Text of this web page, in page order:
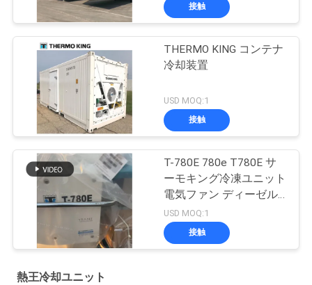
接触
THERMO KING コンテナ
冷却装置
USD MOQ:1
接触
T-780E 780e T780E サ
ーモキング冷凍ユニット
電気ファン ディーゼル
エンジンおよび電気スタ
ンバイ付き 中国製
USD MOQ:1
接触
熱王冷却ユニット